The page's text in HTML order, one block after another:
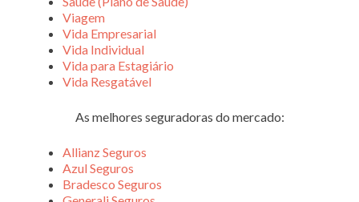
Viagem
Vida Empresarial
Vida Individual
Vida para Estagiário
Vida Resgatável
As melhores seguradoras do mercado:
Allianz Seguros
Azul Seguros
Bradesco Seguros